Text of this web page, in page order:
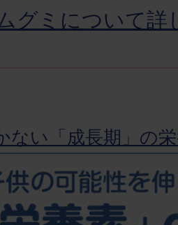
グミについて詳
ない「成長期」の